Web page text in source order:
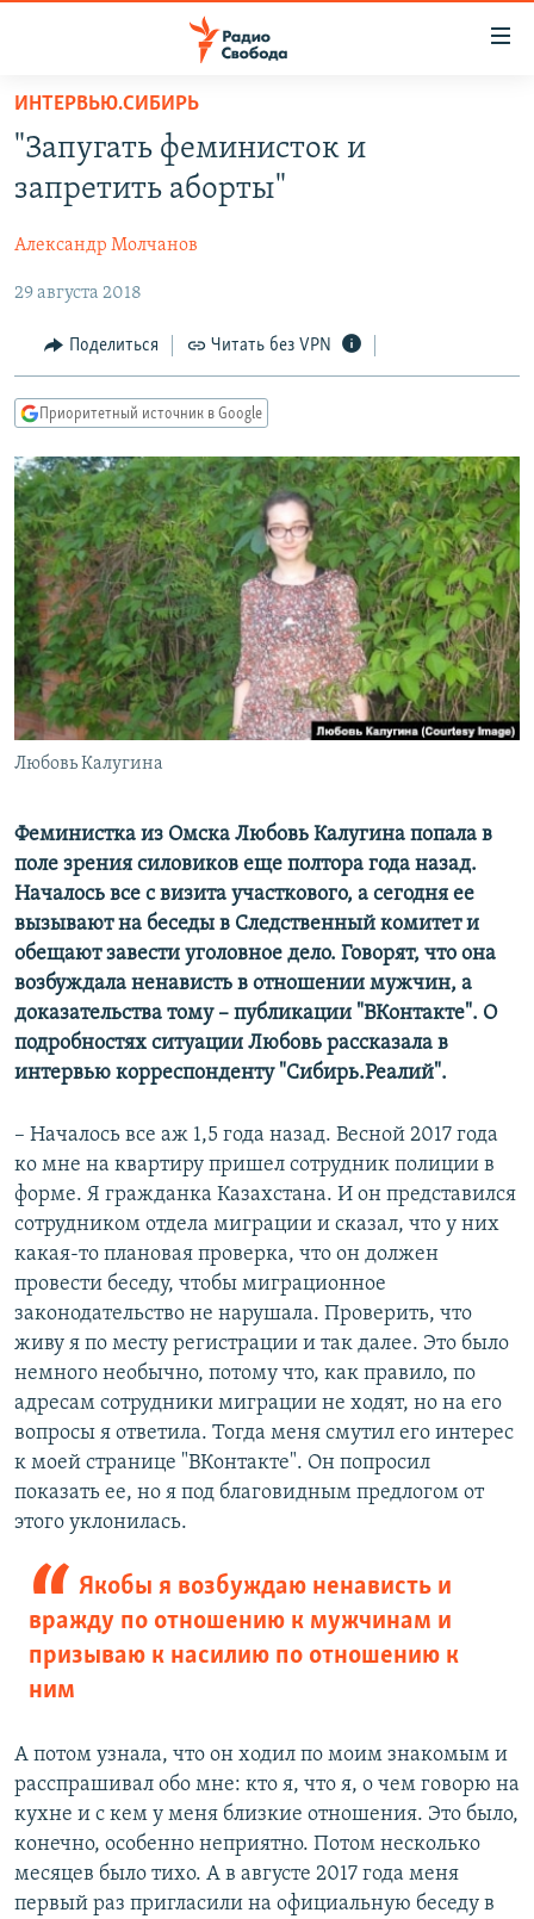
упрощенного
доступа
основному
Вернутся
главной
навигации
Вернутся
поиску
ПРОГРАММЫ
ПОДКАСТЫ
АВТОРСКИЕ ПРОЕКТЫ
ЦИТАТЫ СВОБОДЫ
МНЕНИЯ
КУЛЬТУРА
IDEL.РЕАЛИИ
КАВКАЗ.РЕАЛИИ
СЕВЕР.РЕАЛИИ
СИБИРЬ.РЕАЛИИ
РАСПИСАНИЕ ВЕЩАНИЯ
ПОДПИШИТЕСЬ НА РАССЫЛКУ
СОЦИАЛЬНЫЕ СЕТИ
Все сайты РСЕ/РС
ИНТЕРВЬЮ.СИБИРЬ
"Запугать феминисток и
запретить аборты"
Александр Молчанов
29 августа 2018
Поделиться Читать без VPN
Приоритетный источник в Google
Любовь Калугина
Феминистка из Омска Любовь Калугина попала в
поле зрения силовиков еще полтора года назад.
Началось все с визита участкового, а сегодня ее
вызывают на беседы в Следственный комитет и
обещают завести уголовное дело. Говорят, что она
возбуждала ненависть в отношении мужчин, а
доказательства тому – публикации "ВКонтакте". О
подробностях ситуации Любовь рассказала в
интервью корреспонденту "Сибирь.Реалий".
– Началось все аж 1,5 года назад. Весной 2017 года
ко мне на квартиру пришел сотрудник полиции в
форме. Я гражданка Казахстана. И он представился
сотрудником отдела миграции и сказал, что у них
какая-то плановая проверка, что он должен
провести беседу, чтобы миграционное
законодательство не нарушала. Проверить, что
живу я по месту регистрации и так далее. Это было
немного необычно, потому что, как правило, по
адресам сотрудники миграции не ходят, но на его
вопросы я ответила. Тогда меня смутил его интерес
к моей странице "ВКонтакте". Он попросил
показать ее, но я под благовидным предлогом от
этого уклонилась.
Якобы я возбуждаю ненависть и
вражду по отношению к мужчинам и
призываю к насилию по отношению к
ним
А потом узнала, что он ходил по моим знакомым и
расспрашивал обо мне: кто я, что я, о чем говорю на
кухне и с кем у меня близкие отношения. Это было,
конечно, особенно неприятно. Потом несколько
месяцев было тихо. А в августе 2017 года меня
первый раз пригласили на официальную беседу в